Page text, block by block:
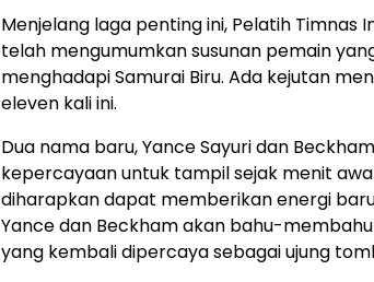
Menjelang laga penting ini, Pelatih Timnas
telah mengumumkan susunan pemain
menghadapi Samurai Biru. Ada kejutan
eleven kali ini.
Dua nama baru, Yance Sayuri dan
kepercayaan untuk tampil sejak menit
diharapkan dapat memberikan energi
Yance dan Beckham akan bahu-
yang kembali dipercaya sebagai ujung